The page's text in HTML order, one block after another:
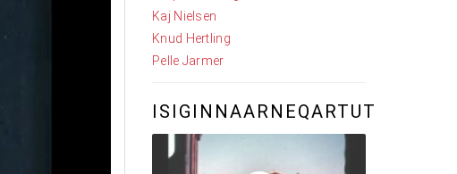
Kaj Nielsen
Knud Hertling
Pelle Jarmer
ISIGINNAARNEQARTUT